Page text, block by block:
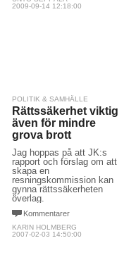
2009-09-14 12:18:00
POLITIK & SAMHÄLLE
Rättssäkerhet viktig
även för mindre
grova brott
Jag hoppas på att JK:s
rapport och förslag om att
skapa en
resningskommission kan
gynna rättssäkerheten
överlag.
Kommentarer
KARIN HOLMBERG
2007-02-03 14:50:00